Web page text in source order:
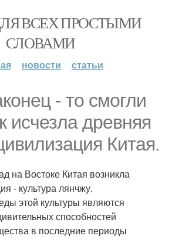
ВСЕХ ПРОСТЫМИ
СЛОВАМИ
новости статьи
- то смогли
исчезла древняя
Китая.
на Востоке Китая возникла
- культура лянчжу.
этой культуры являются
способностей
в последние периоды